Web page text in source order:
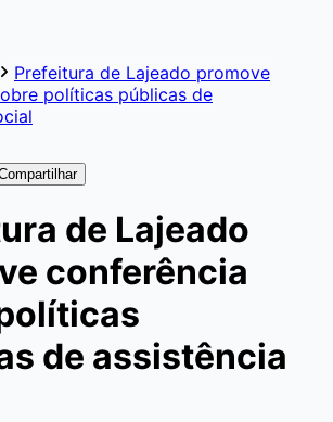
Prefeitura de Lajeado promove
políticas públicas de
de Lajeado
conferência
de assistência